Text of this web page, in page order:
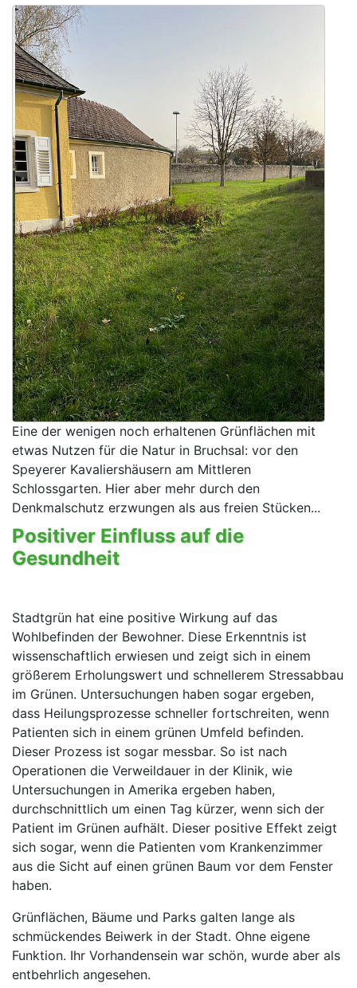
Eine der wenigen noch erhaltenen Grünflächen mit
etwas Nutzen für die Natur in Bruchsal: vor den
Speyerer Kavaliershäusern am Mittleren
Schlossgarten. Hier aber mehr durch den
Denkmalschutz erzwungen als aus freien Stücken...
Positiver Einfluss auf die
Gesundheit
Stadtgrün hat eine positive Wirkung auf das
Wohlbefinden der Bewohner. Diese Erkenntnis ist
wissenschaftlich erwiesen und zeigt sich in einem
größerem Erholungswert und schnellerem Stressabbau
im Grünen. Untersuchungen haben sogar ergeben,
dass Heilungsprozesse schneller fortschreiten, wenn
Patienten sich in einem grünen Umfeld befinden.
Dieser Prozess ist sogar messbar. So ist nach
Operationen die Verweildauer in der Klinik, wie
Untersuchungen in Amerika ergeben haben,
durchschnittlich um einen Tag kürzer, wenn sich der
Patient im Grünen aufhält. Dieser positive Effekt zeigt
sich sogar, wenn die Patienten vom Krankenzimmer
aus die Sicht auf einen grünen Baum vor dem Fenster
haben.
Grünflächen, Bäume und Parks galten lange als
schmückendes Beiwerk in der Stadt. Ohne eigene
Funktion. Ihr Vorhandensein war schön, wurde aber als
entbehrlich angesehen.